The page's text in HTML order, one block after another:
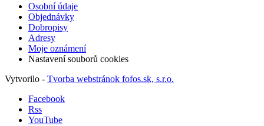
Osobní údaje
Objednávky
Dobropisy
Adresy
Moje oznámení
Nastavení souborů cookies
Vytvorilo - Tvorba webstránok fofos.sk, s.r.o.
Facebook
Rss
YouTube